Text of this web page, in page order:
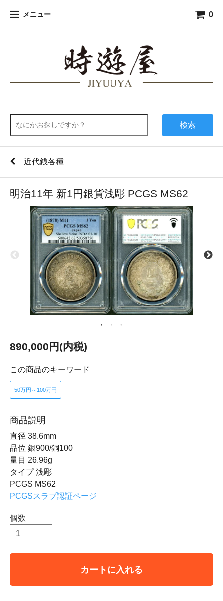
メニュー 0
検索
近代銭各種
明治11年 新1円銀貨浅彫 PCGS MS62
890,000円(内税)
この商品のキーワード
50万円～100万円
商品説明
直径 38.6mm
品位 銀900/銅100
量目 26.96g
タイプ 浅彫
PCGS MS62
PCGSスラブ認証ページ
個数
カートに入れる